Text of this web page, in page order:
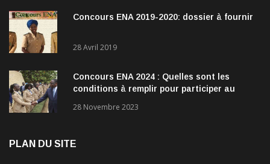
Concours ENA 2019-2020: dossier à fournir
28 Avril 2019
Concours ENA 2024 : Quelles sont les
conditions à remplir pour participer au
28 Novembre 2023
PLAN DU SITE